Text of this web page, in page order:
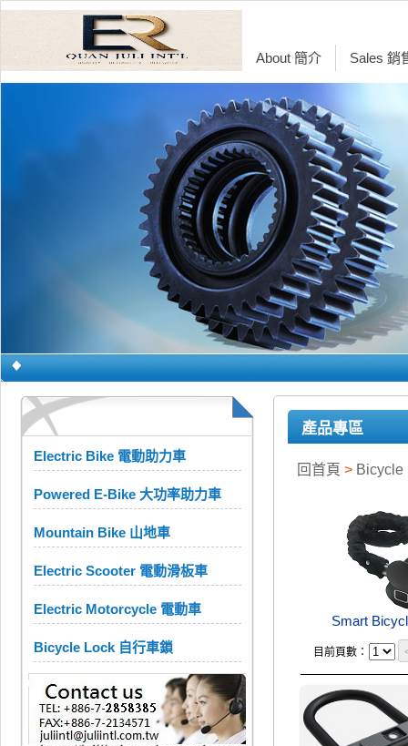
About 簡介 Sales 銷
Electric Bike 電動助力車
Powered E-Bike 大功率助力車
Mountain Bike 山地車
Electric Scooter 電動滑板車
Electric Motorcycle 電動車
Bicycle Lock 自行車鎖
產品專區
回首頁 > Bicycle
Smart
目前頁數：